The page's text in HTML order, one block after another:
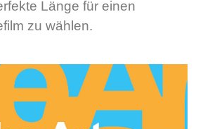
Länge für einen
zu wählen.